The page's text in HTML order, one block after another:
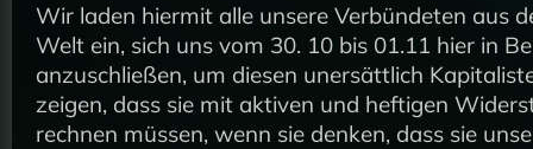
Wir laden hiermit alle unsere Verbündeten aus
Welt ein, sich uns vom 30. 10 bis 01.11 hier in
anzuschließen, um diesen unersättlich
zeigen, dass sie mit aktiven und heftigen
rechnen müssen, wenn sie denken, dass sie